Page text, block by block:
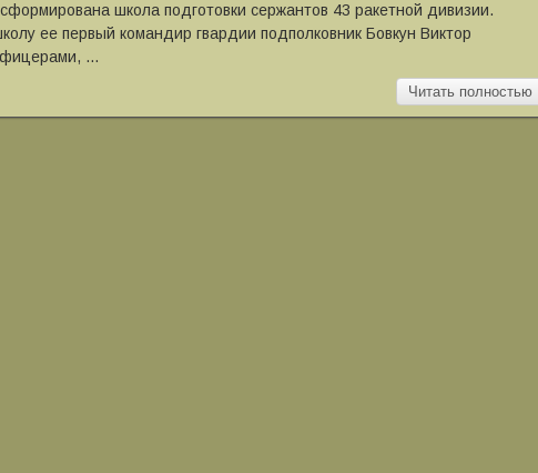
школа подготовки сержантов 43 ракетной дивизии.
ее первый командир гвардии подполковник Бовкун Виктор
…
Читать полностью